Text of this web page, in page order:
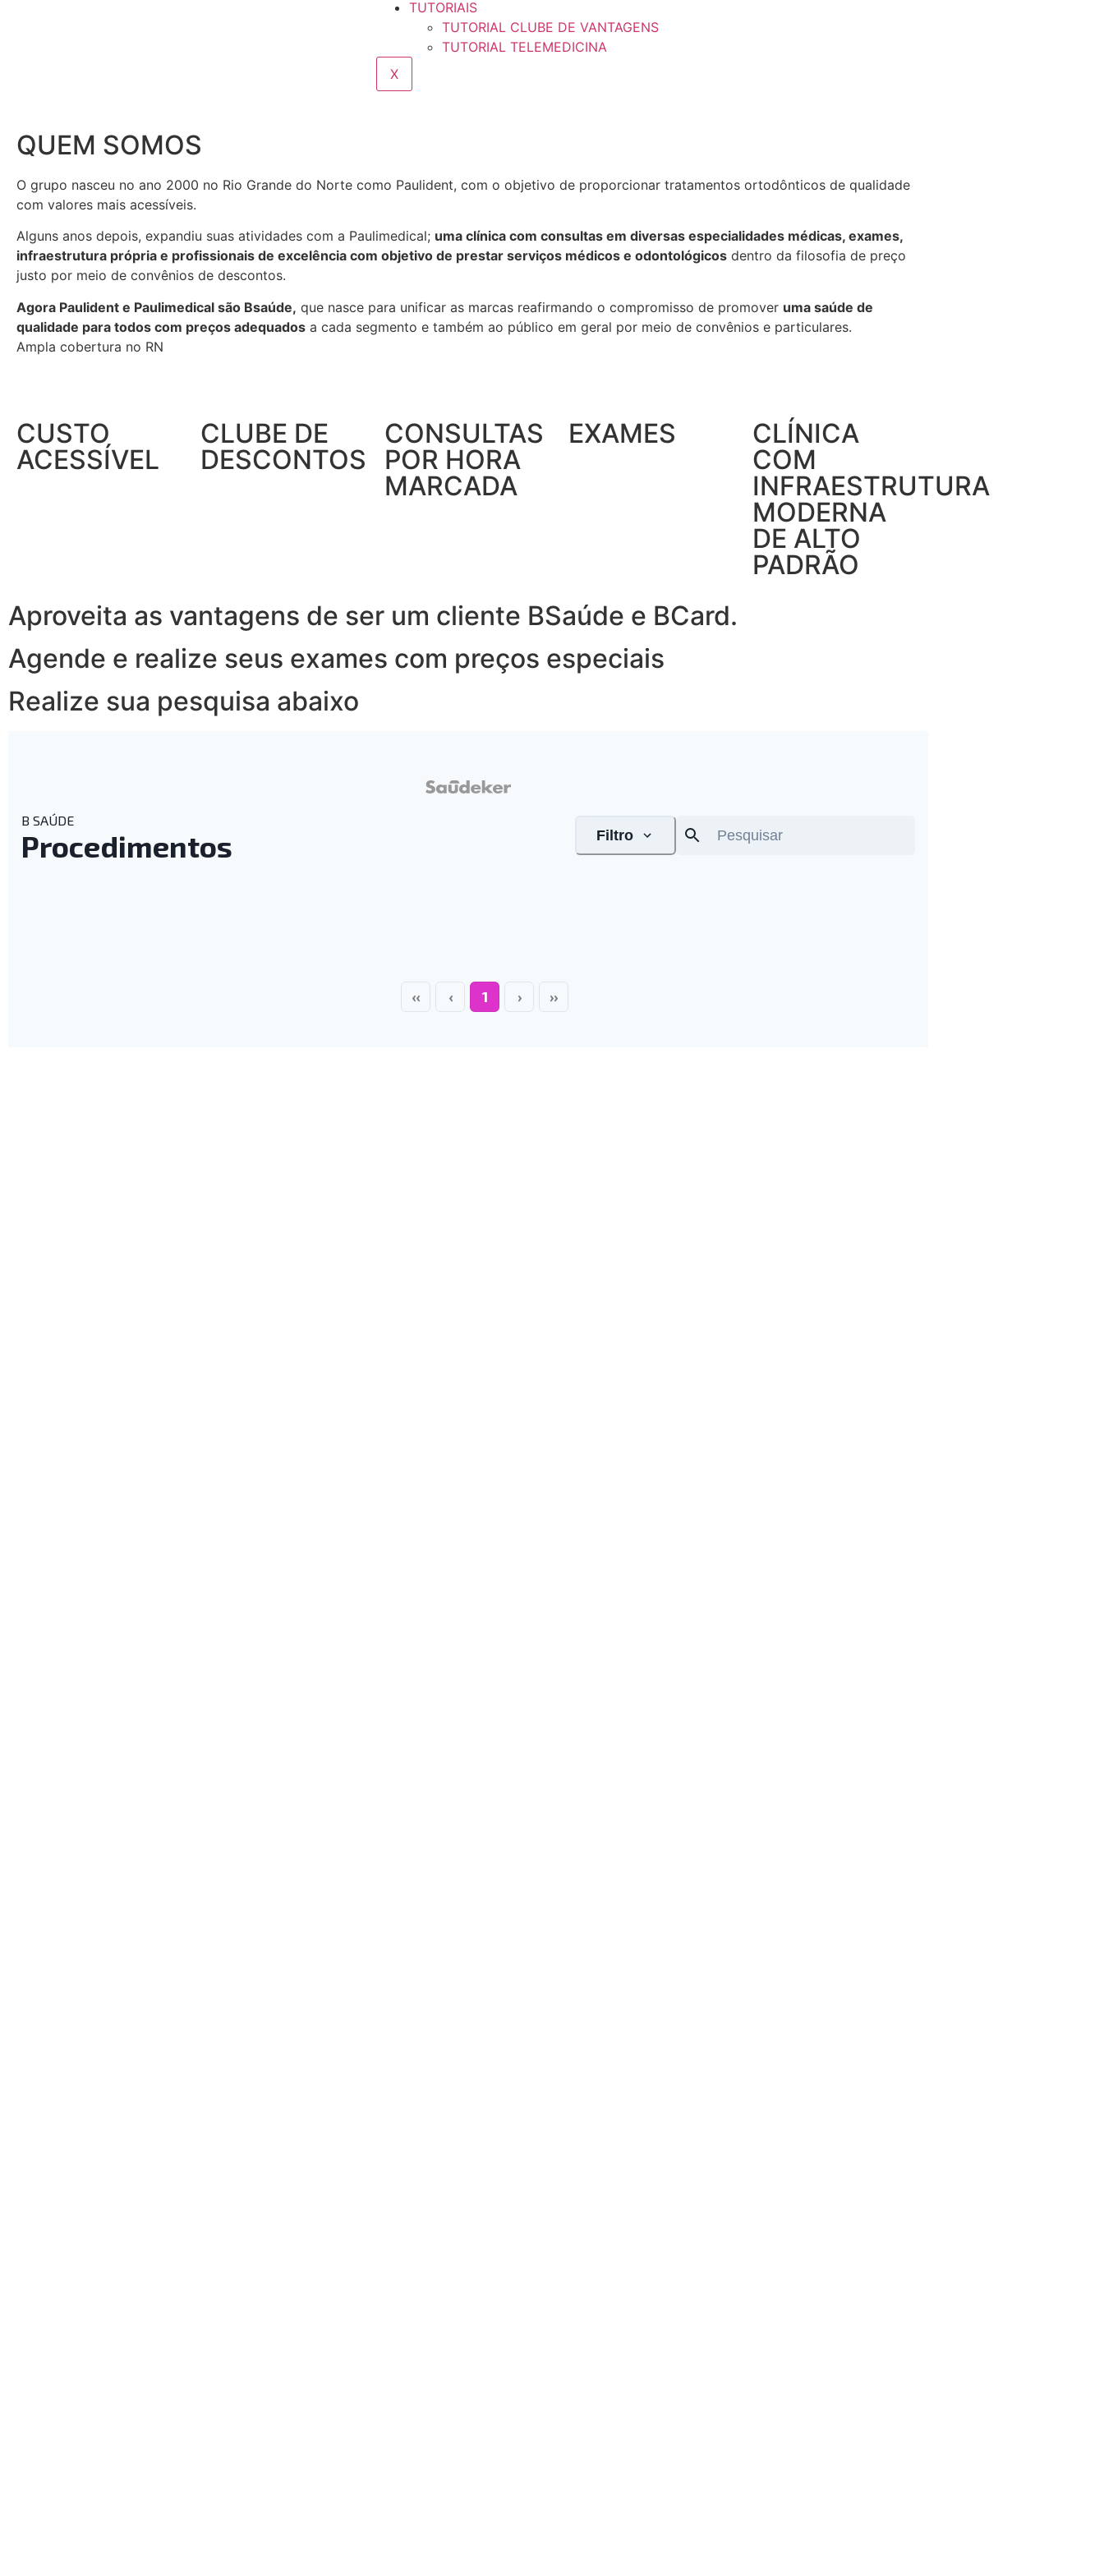
TUTORIAIS
TUTORIAL CLUBE DE VANTAGENS
TUTORIAL TELEMEDICINA
X
QUEM SOMOS
O grupo nasceu no ano 2000 no Rio Grande do Norte como Paulident, com o objetivo de proporcionar tratamentos ortodônticos de qualidade
com valores mais acessíveis.
Alguns anos depois, expandiu suas atividades com a Paulimedical; uma clínica com consultas em diversas especialidades médicas, exames,
infraestrutura própria e profissionais de excelência com objetivo de prestar serviços médicos e odontológicos dentro da filosofia de preço
justo por meio de convênios de descontos.
Agora Paulident e Paulimedical são Bsaúde, que nasce para unificar as marcas reafirmando o compromisso de promover uma saúde de
qualidade para todos com preços adequados a cada segmento e também ao público em geral por meio de convênios e particulares.
Ampla cobertura no RN
CUSTO
ACESSÍVEL
CLUBE DE
DESCONTOS
CONSULTAS
POR HORA
MARCADA
EXAMES
CLÍNICA
COM
INFRAESTRUTURA
MODERNA
DE ALTO
PADRÃO
Aproveita as vantagens de ser um cliente BSaúde e BCard.
Agende e realize seus exames com preços especiais
Realize sua pesquisa abaixo